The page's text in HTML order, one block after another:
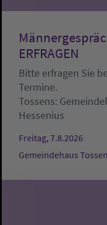
ERFRAGEN
Bitte erfragen Sie
Termine.
Tossens:
Hessenius
Freitag, 7.8.2026
Gemeindehaus